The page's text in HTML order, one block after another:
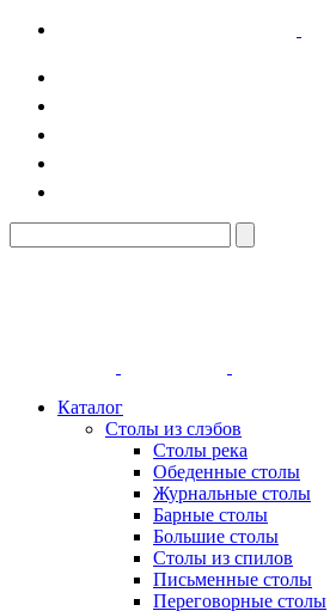
Каталог
Столы из слэбов
Столы река
Обеденные столы
Журнальные столы
Барные столы
Большие столы
Столы из спилов
Письменные столы
Переговорные столы